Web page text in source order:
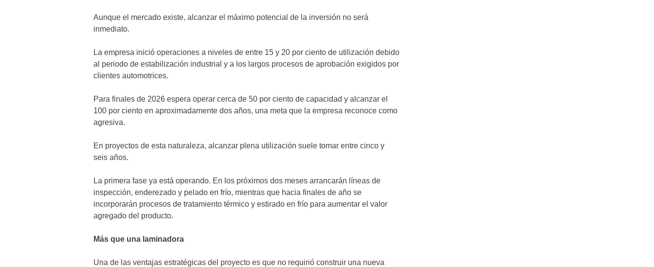
Aunque el mercado existe, alcanzar el máximo potencial de la inversión no será
inmediato.
La empresa inició operaciones a niveles de entre 15 y 20 por ciento de utilización debido
al periodo de estabilización industrial y a los largos procesos de aprobación exigidos por
clientes automotrices.
Para finales de 2026 espera operar cerca de 50 por ciento de capacidad y alcanzar el
100 por ciento en aproximadamente dos años, una meta que la empresa reconoce como
agresiva.
En proyectos de esta naturaleza, alcanzar plena utilización suele tomar entre cinco y
seis años.
La primera fase ya está operando. En los próximos dos meses arrancarán líneas de
inspección, enderezado y pelado en frío, mientras que hacia finales de año se
incorporarán procesos de tratamiento térmico y estirado en frío para aumentar el valor
agregado del producto.
Más que una laminadora
Una de las ventajas estratégicas del proyecto es que no requirió construir una nueva